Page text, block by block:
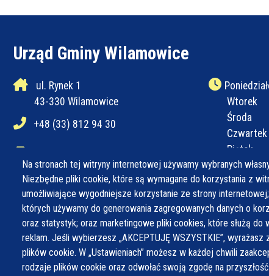
Na stronach tej witryny internetowej używamy wybranych
Niezbędne pliki cookie, które są wymagane do korzystania z
umożliwiające wygodniejsze korzystanie ze strony
których używamy do generowania zagregowanych danych o
oraz statystyk; oraz marketingowe pliki cookies, które służą do
reklam. Jeśli wybierzesz „AKCEPTUJĘ WSZYSTKIE”,
plików cookie. W „Ustawieniach” możesz w każdej chwili
rodzaje plików cookie oraz odwołać swoją zgodę na przyszłość.
Urząd Gminy Wilamowice
ul. Rynek 1
43-330 Wilamowice
+48 (33) 812 94 30
ug@wilamowice.pl
Wtorek
Środa
Czwartek
Piątek